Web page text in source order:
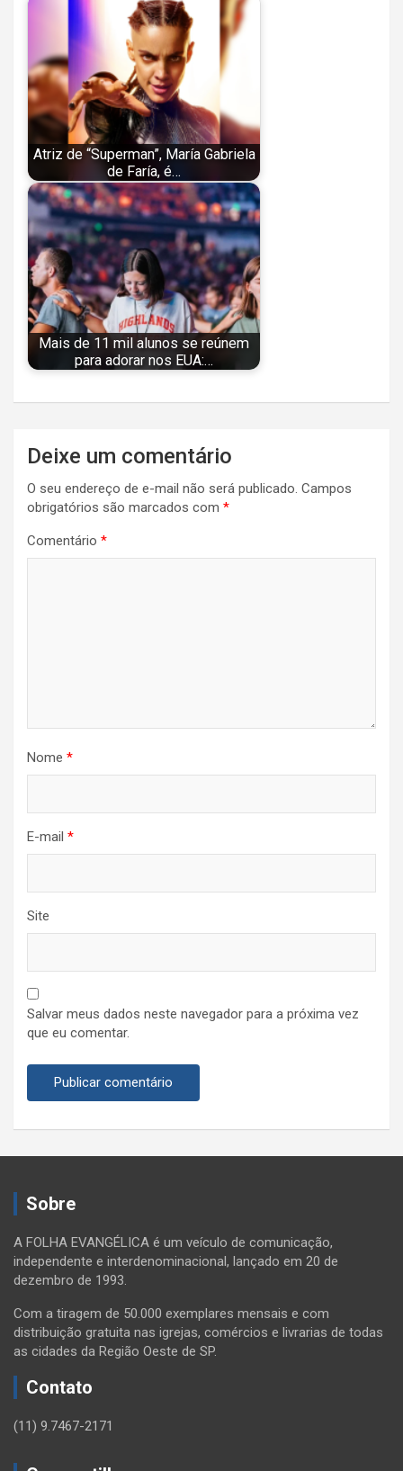
Atriz de “Superman”, María Gabriela
de Faría, é…
Mais de 11 mil alunos se reúnem
para adorar nos EUA:…
Navegação
de
Post
Deixe um comentário
O seu endereço de e-mail não será publicado. Campos
obrigatórios são marcados com *
Comentário *
Nome *
E-mail *
Site
Salvar meus dados neste navegador para a próxima vez
que eu comentar.
Sobre
A FOLHA EVANGÉLICA é um veículo de comunicação,
independente e interdenominacional, lançado em 20 de
dezembro de 1993.
Com a tiragem de 50.000 exemplares mensais e com
distribuição gratuita nas igrejas, comércios e livrarias de todas
as cidades da Região Oeste de SP.
Contato
(11) 9.7467-2171